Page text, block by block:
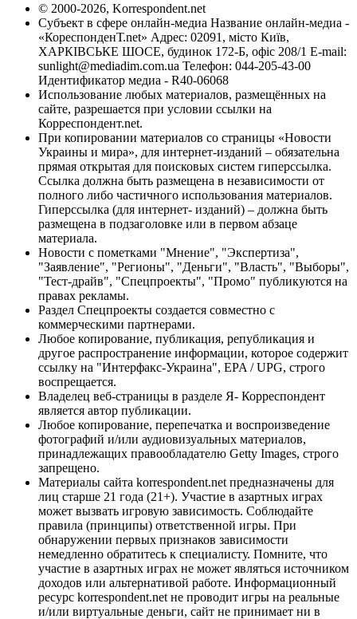
© 2000-2026, Korrespondent.net
Субъект в сфере онлайн-медиа Название онлайн-медиа -
«КореспонденТ.net» Адрес: 02091, місто Київ,
ХАРКІВСЬКЕ ШОСЕ, будинок 172-Б, офіс 208/1 E-mail:
sunlight@mediadim.com.ua Телефон: 044-205-43-00
Идентификатор медиа - R40-06068
Использование любых материалов, размещённых на
сайте, разрешается при условии ссылки на
Корреспондент.net.
При копировании материалов со страницы «Новости
Украины и мира», для интернет-изданий – обязательна
прямая открытая для поисковых систем гиперссылка.
Ссылка должна быть размещена в независимости от
полного либо частичного использования материалов.
Гиперссылка (для интернет- изданий) – должна быть
размещена в подзаголовке или в первом абзаце
материала.
Новости с пометками "Мнение", "Экспертиза",
"Заявление", "Регионы", "Деньги", "Власть", "Выборы",
"Тест-драйв", "Спецпроекты", "Промо" публикуются на
правах рекламы.
Раздел Спецпроекты создается совместно с
коммерческими партнерами.
Любое копирование, публикация, републикация и
другое распространение информации, которое содержит
ссылку на "Интерфакс-Украина", EPA / UPG, строго
воспрещается.
Владелец веб-страницы в разделе Я- Корреспондент
является автор публикации.
Любое копирование, перепечатка и воспроизведение
фотографий и/или аудиовизуальных материалов,
принадлежащих правообладателю Getty Images, строго
запрещено.
Материалы сайта korrespondent.net предназначены для
лиц старше 21 года (21+). Участие в азартных играх
может вызвать игровую зависимость. Соблюдайте
правила (принципы) ответственной игры. При
обнаружении первых признаков зависимости
немедленно обратитесь к специалисту. Помните, что
участие в азартных играх не может являться источником
доходов или альтернативой работе. Информационный
ресурс korrespondent.net не проводит игры на реальные
и/или виртуальные деньги, сайт не принимает ни в